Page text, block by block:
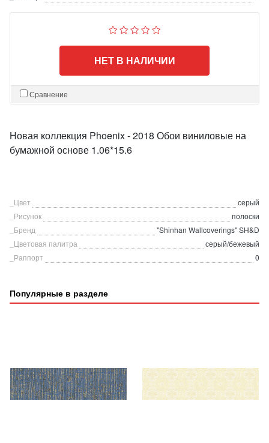
НЕТ В НАЛИЧИИ
Сравнение
Новая коллекция Phoenix - 2018 Обои виниловые на
бумажной основе 1.06*15.6
_Цвет
серый
_Рисунок
полоски
_Бренд
"Shinhan Wallcoverings" SH&D
_Цветовая палитра
серый/бежевый
_Раппорт
0
Популярные в разделе